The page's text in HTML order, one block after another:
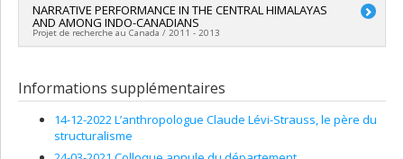
Québec - Société et culture (FQRSC)
Programmes de subvention : PVXXXXXX-(SE) Programme
Soutien aux équipes de recherche - Stade de développement
Chercheur principal :John Leavitt
Sources de financement :CRSH/Conseil de recherches en
sciences humaines du Canada
NARRATIVE PERFORMANCE IN THE CENTRAL HIMALAYAS
AND AMONG INDO-CANADIANS
Projet de recherche au Canada / 2011 - 2013
Informations supplémentaires
14-12-2022 L’anthropologue Claude Lévi-Strauss, le père du
structuralisme